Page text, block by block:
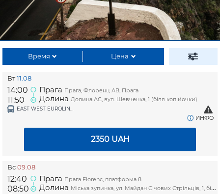
Время Цена
Вт11.08
14:00
11:50
Прага Прага, Флоренц АВ, Прага
Долина Долина АС, вул. Шевченка, 1 (біля копійочки)
EAST WEST EUROLINES/ТЗОВ ЛЬВІВСЬКЕ АТП-14631
ИНФО
2350 UAH
Вс09.08
12:40
08:50
Прага Прага Florenc, платформа 8
Долина Міська зупинка, ул. Майдан Січових Стрільців, 1, біля магазину "Копійочка"